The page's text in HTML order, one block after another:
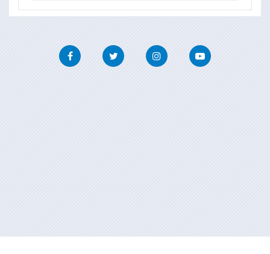
FacebookTwitter InstagramYoutube